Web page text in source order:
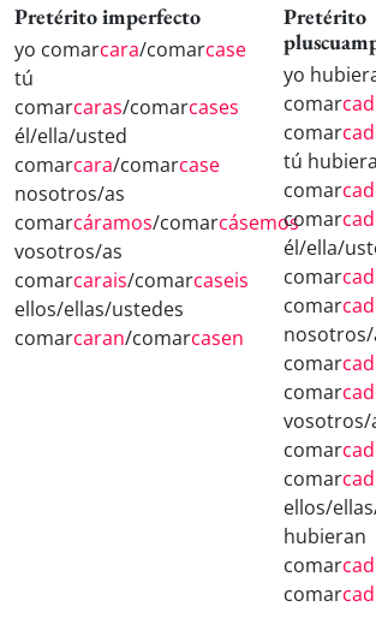
Pretérito imperfecto
yo comarcara/comarcase
tú
comarcaras/comarcases
él/ella/usted
comarcara/comarcase
nosotros/as
comarcáramos/comarcásemos
vosotros/as
comarcarais/comarcaseis
ellos/ellas/ustedes
comarcaran/comarcasen
Pretérito
yo
comar
comar
tú
comar
comar
él/ella/
comar
comar
comar
comar
vosotros/
comar
comar
ellos/
hubieran
comar
comar